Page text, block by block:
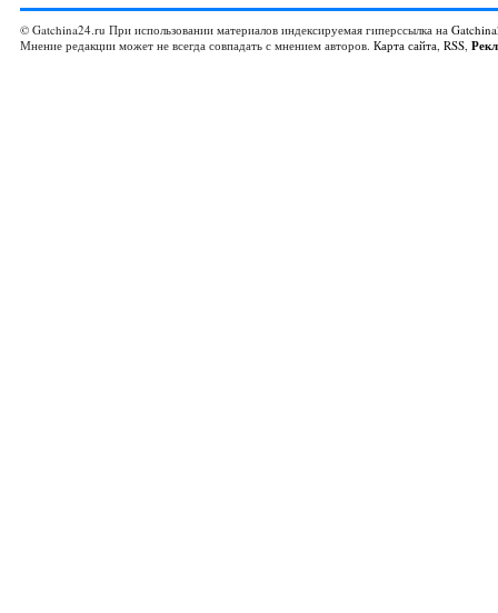
© Gatchina24.ru При использовании материалов индексируемая гиперссылка на
Мнение редакции может не всегда совпадать с мнением авторов. Карта сайта, RSS,